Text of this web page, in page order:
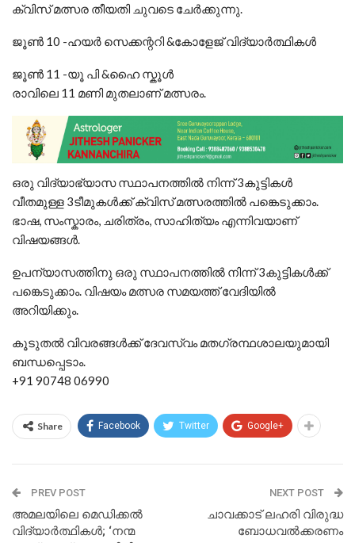
ക്വിസ് മത്സര തീയതി ചുവടെ ചേർക്കുന്നു.
ജൂൺ 10 -ഹയർ സെക്കന്ററി &കോളേജ് വിദ്യാർത്ഥികൾ
ജൂൺ 11 -യൂ പി &ഹൈ സ്കൂൾ
രാവിലെ 11 മണി മുതലാണ് മത്സരം.
ഒരു വിദ്യാഭ്യാസ സ്ഥാപനത്തിൽ നിന്ന് 3കുട്ടികൾ
വീതമുള്ള 3ടീമുകൾക്ക് ക്വിസ് മത്സരത്തിൽ പങ്കെടുക്കാം.
ഭാഷ, സംസ്കാരം, ചരിത്രം, സാഹിത്യം എന്നിവയാണ്
വിഷയങ്ങൾ.
ഉപന്യാസത്തിനു ഒരു സ്ഥാപനത്തിൽ നിന്ന് 3കുട്ടികൾക്ക്
പങ്കെടുക്കാം. വിഷയം മത്സര സമയത്ത് വേദിയിൽ
അറിയിക്കും.
കൂടുതൽ വിവരങ്ങൾക്ക് ദേവസ്വം മതഗ്രന്ഥശാലയുമായി
ബന്ധപ്പെടാം.
+91 90748 06990
Share Facebook Twitter Google+
PREV POST
അമലയിലെ മെഡിക്കൽ
വിദ്യാർത്ഥികൾ; ‘നന്മ
NEXT POST
ചാവക്കാട് ലഹരി വിരുദ്ധ
ബോധവൽക്കരണം